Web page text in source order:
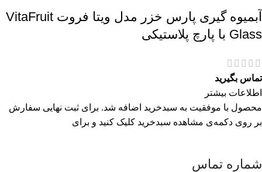
آبمیوه گیری پارس خزر مدل ویتا فروت VitaFruit
Glass با پارچ پلاستیکی
تماس بگیرید
اطلاعات بیشتر
محصول با موفقیت به سبدخرید اضافه شد. برای ثبت نهایی سفارش
بر روی دکمه‌ی مشاهده سبدخرید کلیک کنید و برای
شماره تماس